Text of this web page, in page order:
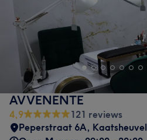
AVVENENTE
4,9
121 reviews
Peperstraat 6A, Kaatsheuvel